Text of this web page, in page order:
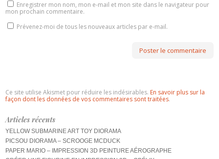
Enregistrer mon nom, mon e-mail et mon site dans le navigateur pour
mon prochain commentaire.
Prévenez-moi de tous les nouveaux articles par e-mail.
Ce site utilise Akismet pour réduire les indésirables. En savoir plus sur la
façon dont les données de vos commentaires sont traitées.
Articles récents
YELLOW SUBMARINE ART TOY DIORAMA
PICSOU DIORAMA – SCROOGE MCDUCK
PAPER MARIO – IMPRESSION 3D PEINTURE AÉROGRAPHE